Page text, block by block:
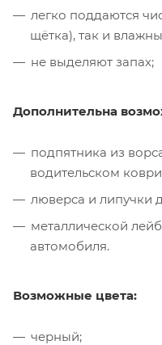
легко поддаются
щётка), так и
не выделяют запах;
Дополнительна
подпятника из
водительском
люверса и липучки
металлической
автомобиля.
Возможные цвета:
черный;